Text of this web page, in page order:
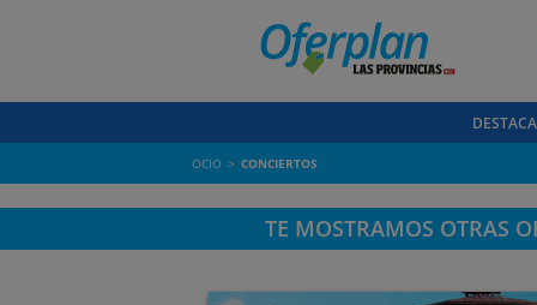
OCIO CONCIERTOS
TE MOSTRAMOS OTRAS